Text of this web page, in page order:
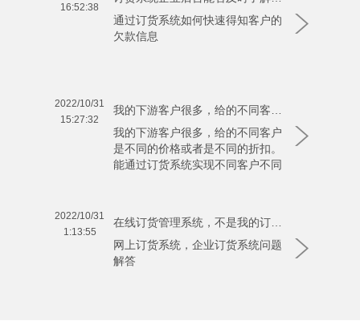
16:52:38
通过订货系统如何快速得知客户的
欠款信息
2022/10/31
15:27:32
我的下游客户很多，给的不同客户
是不同的价格或者是不同的折扣。
能通过订货系统实现不同客户不同
2022/10/31
1:13:55
网上订货系统，企业订货系统问题
解答